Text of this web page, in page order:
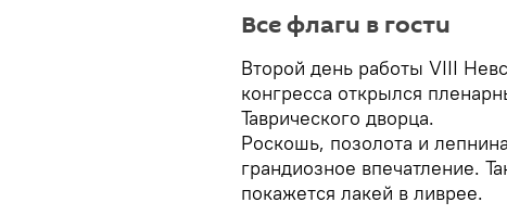
Все флаги в гости
Второй день работы VIII
конгресса открылся
Таврического дворца.
Роскошь, позолота и
грандиозное впечатление.
покажется лакей в ливрее.